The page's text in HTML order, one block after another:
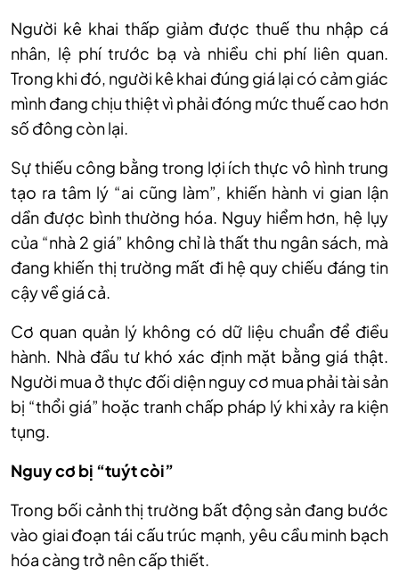
Người kê khai thấp giảm được thuế thu nhập cá
nhân, lệ phí trước bạ và nhiều chi phí liên quan.
Trong khi đó, người kê khai đúng giá lại có cảm giác
mình đang chịu thiệt vì phải đóng mức thuế cao hơn
số đông còn lại.
Sự thiếu công bằng trong lợi ích thực vô hình trung
tạo ra tâm lý “ai cũng làm”, khiến hành vi gian lận
dần được bình thường hóa. Nguy hiểm hơn, hệ lụy
của “nhà 2 giá” không chỉ là thất thu ngân sách, mà
đang khiến thị trường mất đi hệ quy chiếu đáng tin
cậy về giá cả.
Cơ quan quản lý không có dữ liệu chuẩn để điều
hành. Nhà đầu tư khó xác định mặt bằng giá thật.
Người mua ở thực đối diện nguy cơ mua phải tài sản
bị “thổi giá” hoặc tranh chấp pháp lý khi xảy ra kiện
tụng.
Nguy cơ bị “tuýt còi”
Trong bối cảnh thị trường bất động sản đang bước
vào giai đoạn tái cấu trúc mạnh, yêu cầu minh bạch
hóa càng trở nên cấp thiết.